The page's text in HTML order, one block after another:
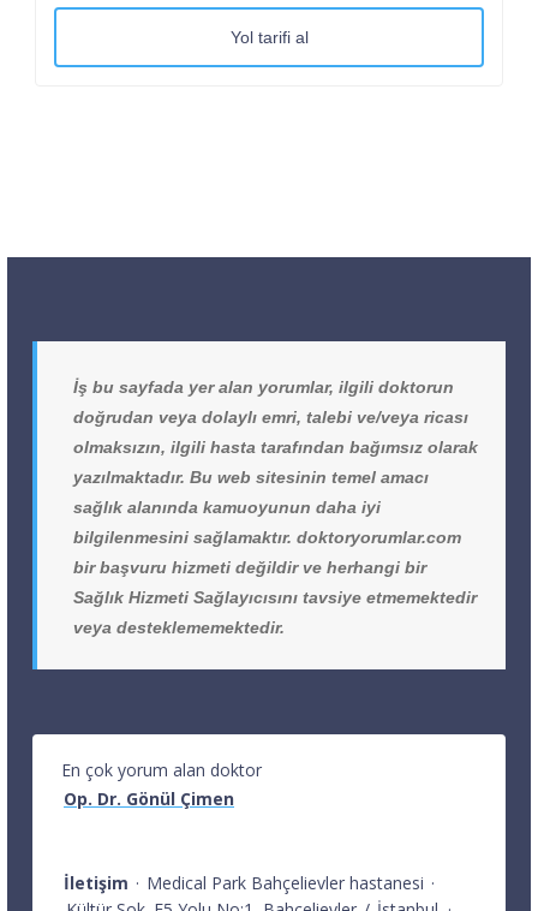
Yol tarifi al
İş bu sayfada yer alan yorumlar, ilgili doktorun
doğrudan veya dolaylı emri, talebi ve/veya ricası
olmaksızın, ilgili hasta tarafından bağımsız olarak
yazılmaktadır. Bu web sitesinin temel amacı
sağlık alanında kamuoyunun daha iyi
bilgilenmesini sağlamaktır. doktoryorumlar.com
bir başvuru hizmeti değildir ve herhangi bir
Sağlık Hizmeti Sağlayıcısını tavsiye etmemektedir
veya desteklememektedir.
En çok yorum alan doktor
Op. Dr. Gönül Çimen
İletişim · Medical Park Bahçelievler hastanesi ·